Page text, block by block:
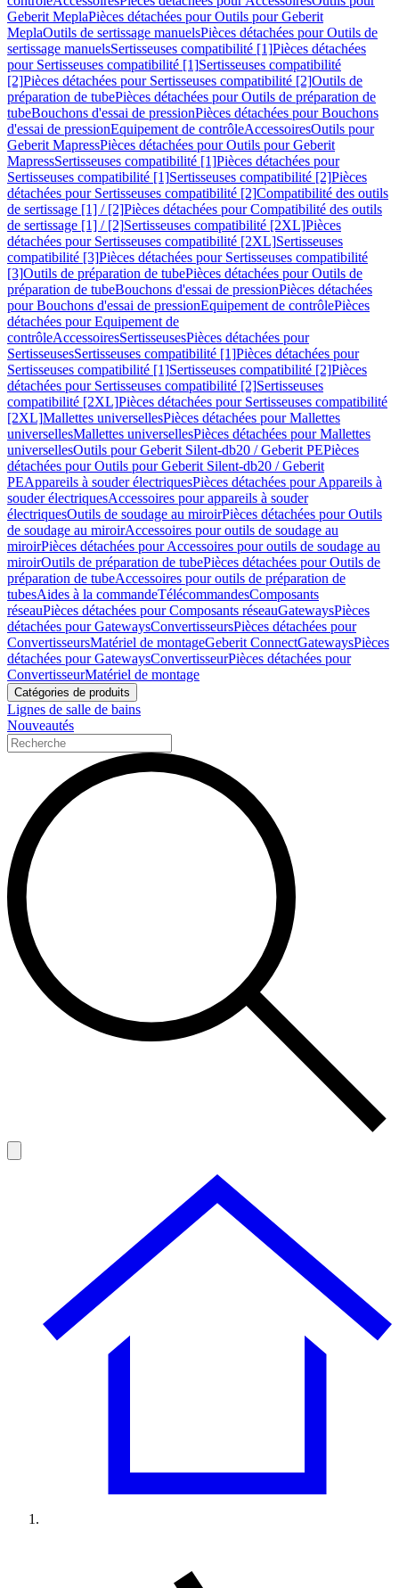
Geberit MeplaPièces détachées pour Outils pour Geberit
MeplaOutils de sertissage manuelsPièces détachées pour Outils de
sertissage manuelsSertisseuses compatibilité [1]Pièces détachées
pour Sertisseuses compatibilité [1]Sertisseuses compatibilité
[2]Pièces détachées pour Sertisseuses compatibilité [2]Outils de
préparation de tubePièces détachées pour Outils de préparation de
tubeBouchons d'essai de pressionPièces détachées pour Bouchons
d'essai de pressionEquipement de contrôleAccessoiresOutils pour
Geberit MapressPièces détachées pour Outils pour Geberit
MapressSertisseuses compatibilité [1]Pièces détachées pour
Sertisseuses compatibilité [1]Sertisseuses compatibilité [2]Pièces
détachées pour Sertisseuses compatibilité [2]Compatibilité des outils
de sertissage [1] / [2]Pièces détachées pour Compatibilité des outils
de sertissage [1] / [2]Sertisseuses compatibilité [2XL]Pièces
détachées pour Sertisseuses compatibilité [2XL]Sertisseuses
compatibilité [3]Pièces détachées pour Sertisseuses compatibilité
[3]Outils de préparation de tubePièces détachées pour Outils de
préparation de tubeBouchons d'essai de pressionPièces détachées
pour Bouchons d'essai de pressionEquipement de contrôlePièces
détachées pour Equipement de
contrôleAccessoiresSertisseusesPièces détachées pour
SertisseusesSertisseuses compatibilité [1]Pièces détachées pour
Sertisseuses compatibilité [1]Sertisseuses compatibilité [2]Pièces
détachées pour Sertisseuses compatibilité [2]Sertisseuses
compatibilité [2XL]Pièces détachées pour Sertisseuses compatibilité
[2XL]Mallettes universellesPièces détachées pour Mallettes
universellesMallettes universellesPièces détachées pour Mallettes
universellesOutils pour Geberit Silent-db20 / Geberit PEPièces
détachées pour Outils pour Geberit Silent-db20 / Geberit
PEAppareils à souder électriquesPièces détachées pour Appareils à
souder électriquesAccessoires pour appareils à souder
électriquesOutils de soudage au miroirPièces détachées pour Outils
de soudage au miroirAccessoires pour outils de soudage au
miroirPièces détachées pour Accessoires pour outils de soudage au
miroirOutils de préparation de tubePièces détachées pour Outils de
préparation de tubeAccessoires pour outils de préparation de
tubesAides à la commandeTélécommandesComposants
réseauPièces détachées pour Composants réseauGatewaysPièces
détachées pour GatewaysConvertisseursPièces détachées pour
ConvertisseursMatériel de montageGeberit ConnectGatewaysPièces
détachées pour GatewaysConvertisseurPièces détachées pour
ConvertisseurMatériel de montage
Catégories de produits
Lignes de salle de bains
Nouveautés